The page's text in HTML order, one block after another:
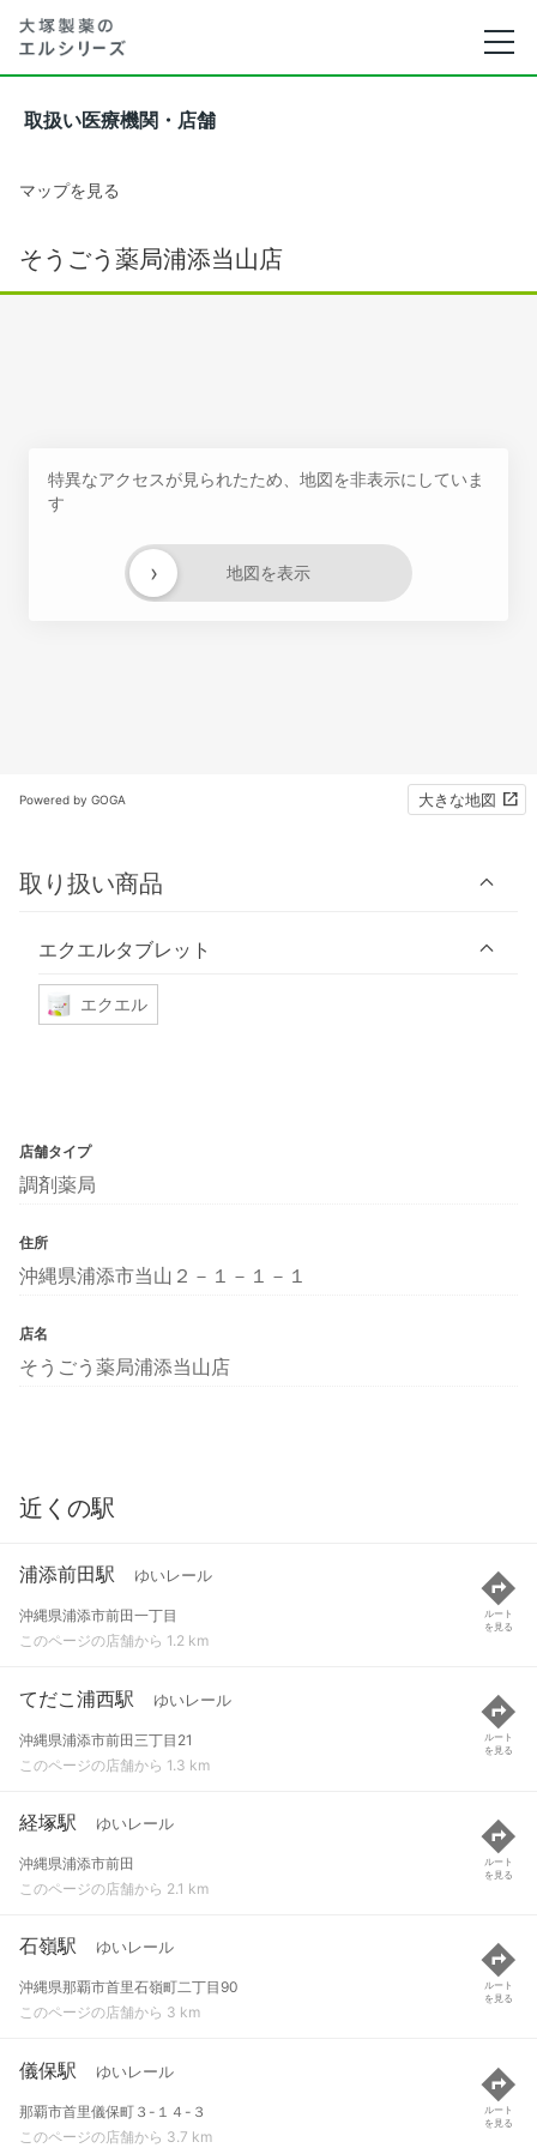
取扱い医療機関・店舗
マップを見る
そうごう薬局浦添当山店
特異なアクセスが見られたため、地図を非表示にしていま
す
地図を表示
›
Powered by GOGA 大きな地図
取り扱い商品
エクエルタブレット
エクエル
店舗タイプ
調剤薬局
住所
沖縄県浦添市当山２－１－１－１
店名
そうごう薬局浦添当山店
近くの駅
浦添前田駅 ゆいレール
沖縄県浦添市前田一丁目
このページの店舗から 1.2 km
ルート
を見る
てだこ浦西駅 ゆいレール
沖縄県浦添市前田三丁目21
このページの店舗から 1.3 km
ルート
を見る
経塚駅 ゆいレール
沖縄県浦添市前田
このページの店舗から 2.1 km
ルート
を見る
石嶺駅 ゆいレール
沖縄県那覇市首里石嶺町二丁目90
このページの店舗から 3 km
ルート
を見る
儀保駅 ゆいレール
那覇市首里儀保町３-１４-３
このページの店舗から 3.7 km
ルート
を見る